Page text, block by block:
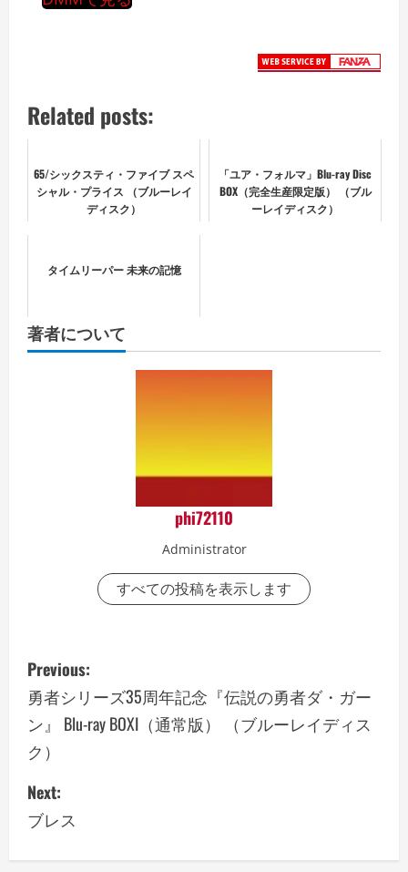
Related posts:
65/シックスティ・ファイブ スペ
シャル・プライス （ブルーレイ
ディスク）
「ユア・フォルマ」Blu-ray Disc
BOX（完全生産限定版） （ブル
ーレイディスク）
タイムリーパー 未来の記憶
著者について
phi72110
Administrator
すべての投稿を表示します
P
o
s
t
n
a
Previous:
勇者シリーズ35周年記念『伝説の勇者ダ・ガー
ン』 Blu-ray BOXI（通常版） （ブルーレイディス
ク）
Next:
ブレス